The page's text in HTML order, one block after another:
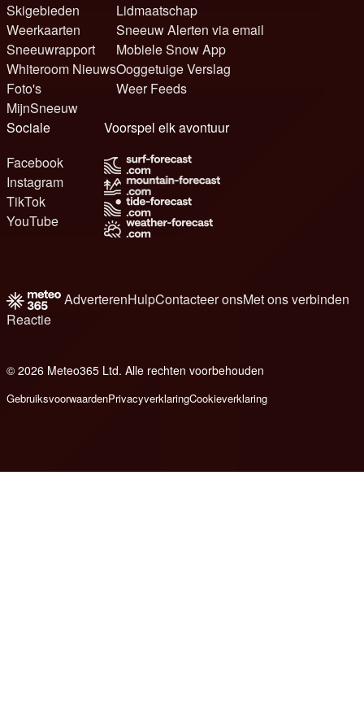
Skigebieden
Weerkaarten
Sneeuwrapport
Whiteroom Nieuws
Foto's
MijnSneeuw
Lidmaatschap
Sneeuw Alerten via email
Mobiele Snow App
Ooggetuige Verslag
Weer Feeds
Sociale
Facebook
Instagram
TikTok
YouTube
Voorspel elk avontuur
AdverterenHulpContacteer onsMet ons verbinden
Reactie
© 2026 Meteo365 Ltd. Alle rechten voorbehouden
GebruiksvoorwaardenPrivacyverklaringCookieverklaring